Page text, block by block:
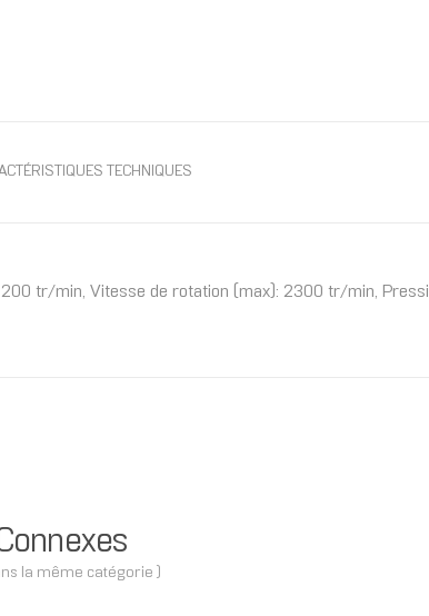
TECHNIQUES
tr/min, Vitesse de rotation (max): 2300 tr/min,
la même catégorie )